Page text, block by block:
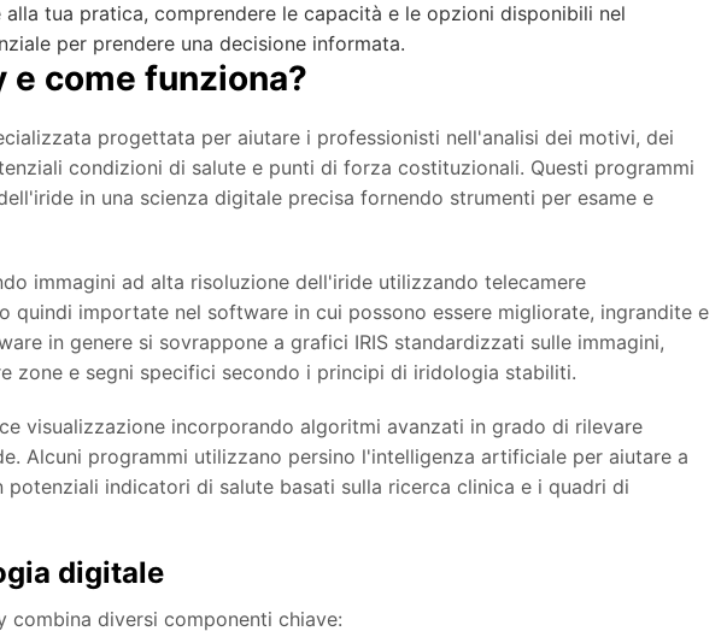
tua pratica, comprendere le capacità e le opzioni disponibili nel
per prendere una decisione informata.
come funziona?
progettata per aiutare i professionisti nell'analisi dei motivi, dei
condizioni di salute e punti di forza costituzionali. Questi programmi
in una scienza digitale precisa fornendo strumenti per esame e
immagini ad alta risoluzione dell'iride utilizzando telecamere
quindi importate nel software in cui possono essere migliorate, ingrandite e
in genere si sovrappone a grafici IRIS standardizzati sulle immagini,
zone e segni specifici secondo i principi di iridologia stabiliti.
visualizzazione incorporando algoritmi avanzati in grado di rilevare
Alcuni programmi utilizzano persino l'intelligenza artificiale per aiutare a
indicatori di salute basati sulla ricerca clinica e i quadri di
digitale
diversi componenti chiave: